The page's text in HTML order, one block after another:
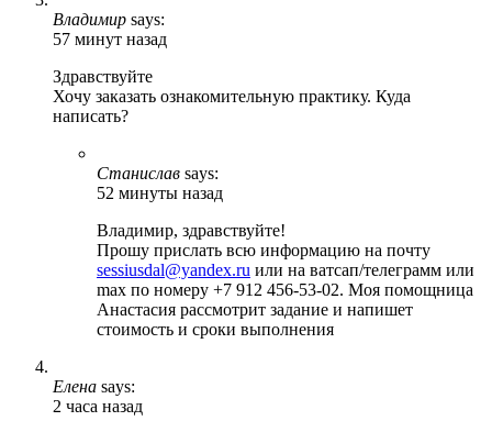
Владимир says:
57 минут назад
Здравствуйте
Хочу заказать ознакомительную практику. Куда
написать?
Станислав says:
52 минуты назад
Владимир, здравствуйте!
Прошу прислать всю информацию на почту
sessiusdal@yandex.ru или на ватсап/телеграмм или
max по номеру +7 912 456-53-02. Моя помощница
Анастасия рассмотрит задание и напишет
стоимость и сроки выполнения
Елена says:
2 часа назад